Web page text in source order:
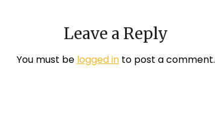
Leave a Reply
You must be logged into post a comment.